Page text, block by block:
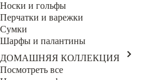
Носки и гольфы
Перчатки и варежки
Сумки
Шарфы и палантины
ДОМАШНЯЯ КОЛЛЕКЦИЯ
Посмотреть все